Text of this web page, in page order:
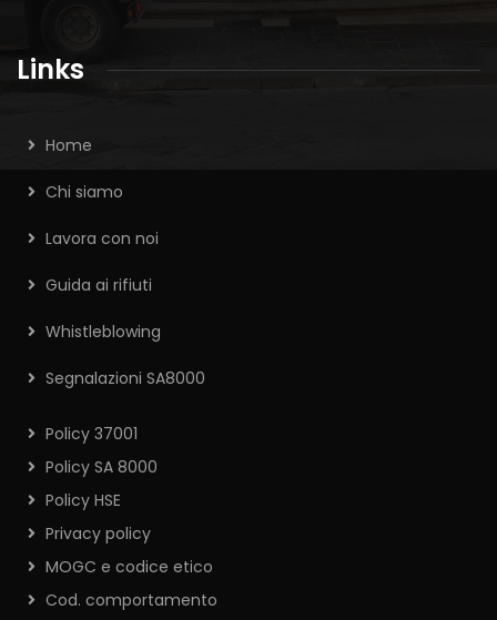
Links
Home
Chi siamo
Lavora con noi
Guida ai rifiuti
Whistleblowing
Segnalazioni SA8000
Policy 37001
Policy SA 8000
Policy HSE
Privacy policy
MOGC e codice etico
Cod. comportamento